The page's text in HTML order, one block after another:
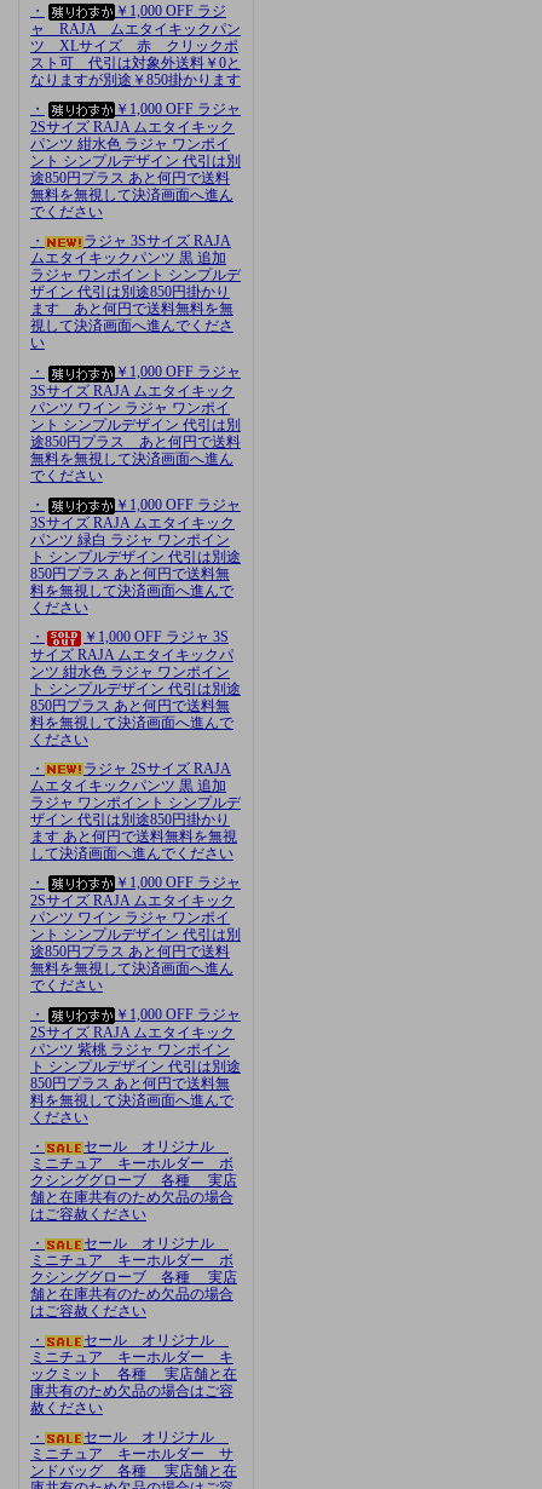
・
￥1,000 OFF ラジ
ャ RAJA ムエタイキックパン
ツ XLサイズ 赤 クリックポ
スト可 代引は対象外送料￥0と
なりますが別途￥850掛かります
・
￥1,000 OFF ラジャ
2Sサイズ RAJA ムエタイキック
パンツ 紺水色 ラジャ ワンポイ
ント シンプルデザイン 代引は別
途850円プラス あと何円で送料
無料を無視して決済画面へ進ん
でください
・
ラジャ 3Sサイズ RAJA
ムエタイキックパンツ 黒 追加
ラジャ ワンポイント シンプルデ
ザイン 代引は別途850円掛かり
ます あと何円で送料無料を無
視して決済画面へ進んでくださ
い
・
￥1,000 OFF ラジャ
3Sサイズ RAJA ムエタイキック
パンツ ワイン ラジャ ワンポイ
ント シンプルデザイン 代引は別
途850円プラス あと何円で送料
無料を無視して決済画面へ進ん
でください
・
￥1,000 OFF ラジャ
3Sサイズ RAJA ムエタイキック
パンツ 緑白 ラジャ ワンポイン
ト シンプルデザイン 代引は別途
850円プラス あと何円で送料無
料を無視して決済画面へ進んで
ください
・
￥1,000 OFF ラジャ 3S
サイズ RAJA ムエタイキックパ
ンツ 紺水色 ラジャ ワンポイン
ト シンプルデザイン 代引は別途
850円プラス あと何円で送料無
料を無視して決済画面へ進んで
ください
・
ラジャ 2Sサイズ RAJA
ムエタイキックパンツ 黒 追加
ラジャ ワンポイント シンプルデ
ザイン 代引は別途850円掛かり
ます あと何円で送料無料を無視
して決済画面へ進んでください
・
￥1,000 OFF ラジャ
2Sサイズ RAJA ムエタイキック
パンツ ワイン ラジャ ワンポイ
ント シンプルデザイン 代引は別
途850円プラス あと何円で送料
無料を無視して決済画面へ進ん
でください
・
￥1,000 OFF ラジャ
2Sサイズ RAJA ムエタイキック
パンツ 紫桃 ラジャ ワンポイン
ト シンプルデザイン 代引は別途
850円プラス あと何円で送料無
料を無視して決済画面へ進んで
ください
・
セール オリジナル
ミニチュア キーホルダー ボ
クシンググローブ 各種 実店
舗と在庫共有のため欠品の場合
はご容赦ください
・
セール オリジナル
ミニチュア キーホルダー ボ
クシンググローブ 各種 実店
舗と在庫共有のため欠品の場合
はご容赦ください
・
セール オリジナル
ミニチュア キーホルダー キ
ックミット 各種 実店舗と在
庫共有のため欠品の場合はご容
赦ください
・
セール オリジナル
ミニチュア キーホルダー サ
ンドバッグ 各種 実店舗と在